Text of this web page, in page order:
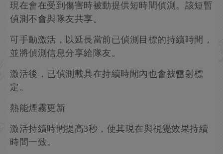
現在會在受到傷害時被動提供短時間偵測。該短暫
偵測不會與隊友共享。
可手動激活，以延長當前已偵測目標的持續時間，
並將偵測信息分享給隊友。
激活後，已偵測載具在持續時間內也會被雷射標
定。
熱能煙霧更新
激活持續時間提高3秒，使其現在與視覺效果持續
時間一致。